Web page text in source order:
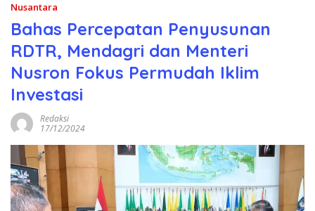
Nusantara
Bahas Percepatan Penyusunan
RDTR, Mendagri dan Menteri
Nusron Fokus Permudah Iklim
Investasi
Redaksi
17/12/2024